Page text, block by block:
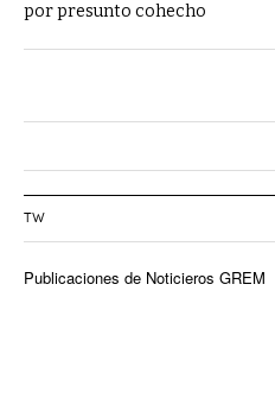
por presunto cohecho
TW
Publicaciones de Noticieros GREM